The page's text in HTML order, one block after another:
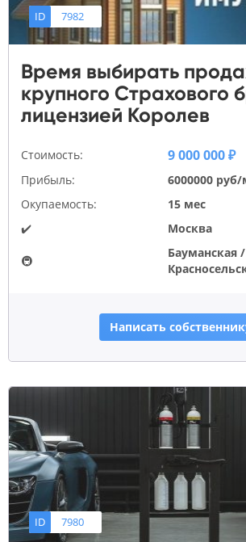
ID 7982
Время выбирать
крупного Страхового
лицензией Королев
Стоимость: 9 000 000 ₽
Прибыль:
6000000 руб/
Окупаемость:
15 мес
✔️
Москва
🚇
Бауманская /
Написать
ID 7980